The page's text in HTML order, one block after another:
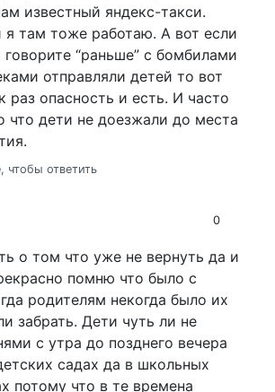
известный яндекс-такси.
я там тоже работаю. А вот если
говорите “раньше” с бомбилами
отправляли детей то вот
раз опасность и есть. И часто
что дети не доезжали до места
чтобы ответить
0
о том что уже не вернуть да и
помню что было с
родителям некогда было их
забрать. Дети чуть ли не
с утра до позднего вечера
садах да в школьных
потому что в те времена